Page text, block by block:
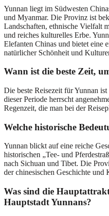
Yunnan liegt im Südwesten
und Myanmar. Die Provinz ist
Landschaften, ethnische Vielfalt
und reiches kulturelles Erbe.
Elefanten Chinas und bietet eine
natürlicher Schönheit und
Wann ist die beste Zeit,
Die beste Reisezeit für Yunnan
dieser Periode herrscht
Regenzeit, die man bei der
Welche historische
Yunnan blickt auf eine reiche
historischen „Tee- und
nach Sichuan und Tibet. Die
der chinesischen Geschichte und
Was sind die
Hauptstadt Yunnans?